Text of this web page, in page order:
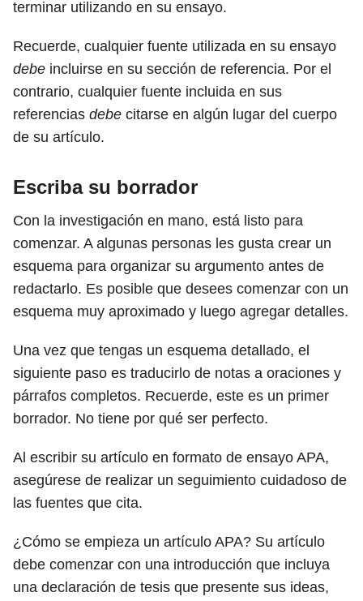
terminar utilizando en su ensayo.
Recuerde, cualquier fuente utilizada en su ensayo
debe incluirse en su sección de referencia. Por el
contrario, cualquier fuente incluida en sus
referencias debe citarse en algún lugar del cuerpo
de su artículo.
Escriba su borrador
Con la investigación en mano, está listo para
comenzar. A algunas personas les gusta crear un
esquema para organizar su argumento antes de
redactarlo. Es posible que desees comenzar con un
esquema muy aproximado y luego agregar detalles.
Una vez que tengas un esquema detallado, el
siguiente paso es traducirlo de notas a oraciones y
párrafos completos. Recuerde, este es un primer
borrador. No tiene por qué ser perfecto.
Al escribir su artículo en formato de ensayo APA,
asegúrese de realizar un seguimiento cuidadoso de
las fuentes que cita.
¿Cómo se empieza un artículo APA? Su artículo
debe comenzar con una introducción que incluya
una declaración de tesis que presente sus ideas,